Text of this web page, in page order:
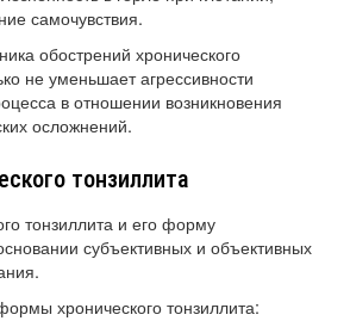
самочувствия.
обострений хронического
не уменьшает агрессивности
в отношении возникновения
осложнений.
тонзиллита
тонзиллита и его форму
субъективных и объективных
хронического тонзиллита: